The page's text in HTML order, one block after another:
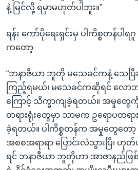
နဲ့ မြင်လို့ ရမှာမဟုတ်ပါဘူး။”
ရန်း ကော်ပိုရေးရှင်းမှ ပါကိစ္စတန်ပါ
ကတော့
“ဘနာဇီယာ ဘူတို မသေခင်ကနဲ့ သေပြီး
ကြည့်ရမယ်၊ မသေခင်ကဆိုရင် လောဘ
ကြောင့် သိက္ခာကျခဲ့ရတယ်။ အမှုတွေကို
တရားရုံးတွေမှာ သာမက ဥရောပတရ
ခဲ့ရတယ်။ ပါကိစ္စတန်က အမှုတွေတော့
အစစအရာရာ ပြောင်းလဲသွားပြီ၊
ရင် ဘနာဇီယာ ဘူတိုဟာ အာဇာနည်ဖြစ်သွ